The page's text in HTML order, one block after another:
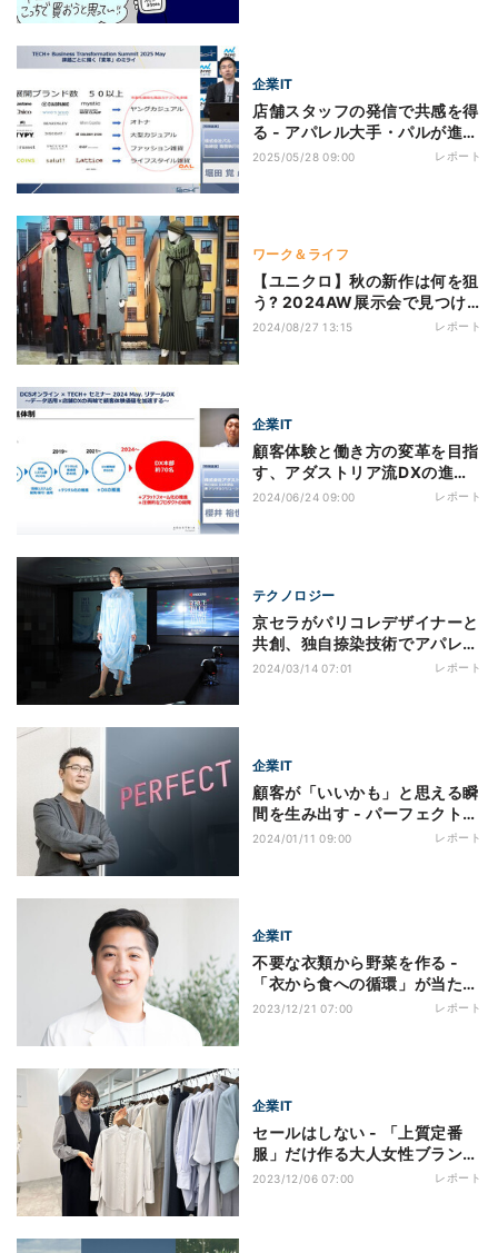
企業IT
店舗スタッフの発信で共感を得
る - アパレル大手・パルが進め
るSNS戦略とは
2025/05/28 09:00 レポート
ワーク＆ライフ
【ユニクロ】秋の新作は何を狙
う? 2024AW展示会で見つけ
たウィメンズにおすすめアイテ
2024/08/27 13:15 レポート
企業IT
顧客体験と働き方の変革を目指
す、アダストリア流DXの進め
方
2024/06/24 09:00 レポート
テクノロジー
京セラがパリコレデザイナーと
共創、独自捺染技術でアパレル
業界の課題解決へ
2024/03/14 07:01 レポート
企業IT
顧客が「いいかも」と思える瞬
間を生み出す ‐ パーフェクト
磯崎社長
2024/01/11 09:00 レポート
企業IT
不要な衣類から野菜を作る -
「衣から食への循環」が当たり
前になる世界へ
2023/12/21 07:00 レポート
企業IT
セールはしない - 「上質定番
服」だけ作る大人女性ブランド
の矜持
2023/12/06 07:00 レポート